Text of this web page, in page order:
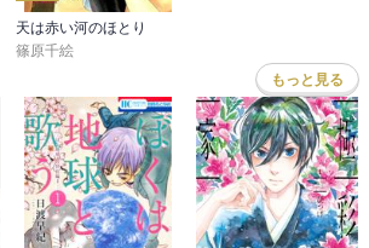
天は赤い河のほとり
篠原千絵
もっと見る